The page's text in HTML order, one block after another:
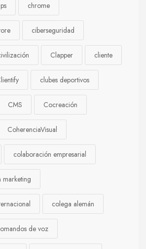
chrome
ciberseguridad
Clapper cliente
clubes deportivos
CMS Cocreación
CoherenciaVisual
colaboración empresarial
colega alemán
de voz